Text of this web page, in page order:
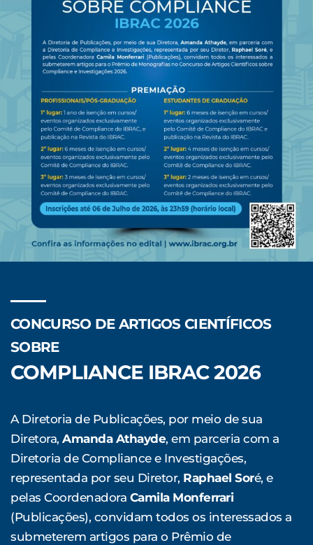
CONCURSO DE ARTIGOS CIENTÍFICOS
SOBRE
COMPLIANCE IBRAC 2026
A Diretoria de Publicações, por meio de sua
Diretora, Amanda Athayde, em parceria com a
Diretoria de Compliance e Investigações,
representada por seu Diretor, Raphael Soré, e
pelas Coordenadora Camila Monferrari
(Publicações), convidam todos os interessados a
submeterem artigos para o Prêmio de